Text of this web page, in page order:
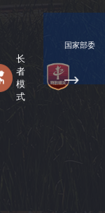
长
者
模
式
国家部委